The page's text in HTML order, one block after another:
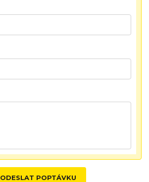
ODESLAT POPTÁVKU